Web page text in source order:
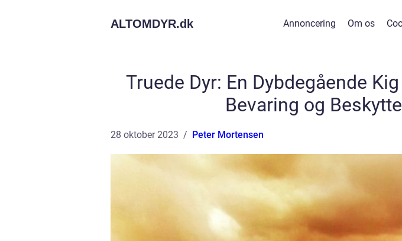
ALTOMDYR.dk Annoncering Om os
Truede Dyr: En Dybdegående
Bevaring og
28 oktober 2023 Peter Mortensen